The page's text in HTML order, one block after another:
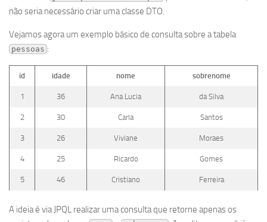
não seria necessário criar uma classe DTO.
Vejamos agora um exemplo básico de consulta sobre a tabela
pessoas :
id idade nome sobrenome
1 36 Ana Lucia da Silva
2 30 Carla Santos
3 26 Viviane Moraes
4 25 Ricardo Gomes
5 46 Cristiano Ferreira
A ideia é via JPQL realizar uma consulta que retorne apenas os